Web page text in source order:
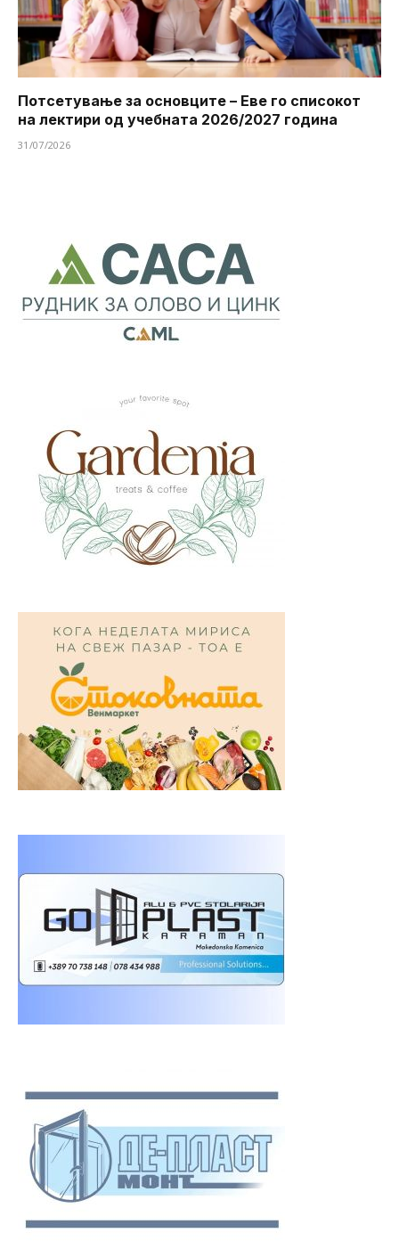
Потсетување за основците – Еве го списокот
на лектири од учебната 2026/2027 година
31/07/2026